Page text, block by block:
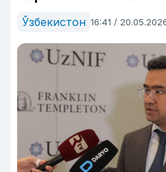
Ўзбекистон 16:41 /